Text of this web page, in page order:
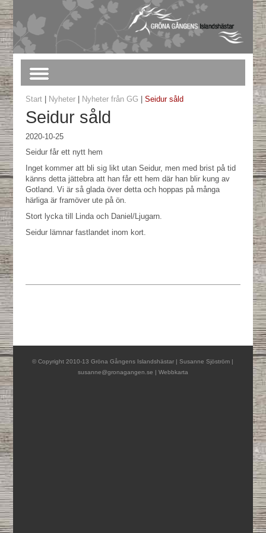
Start| Nyheter| Nyheter från GG Seidur såld
Seidur såld
2020-10-25
Seidur får ett nytt hem
Inget kommer att bli sig likt utan Seidur, men med brist på tid
känns detta jättebra att han får ett hem där han blir kung av
Gotland. Vi är så glada över detta och hoppas på många
härliga är framöver ute på ön.
Stort lycka till Linda och Daniel/Ljugarn.
Seidur lämnar fastlandet inom kort.
© Copyright 2010-13 Gröna Gångens Islandshästar | Susanne Sjöström |
susanne@gronagangen.se | Webbkarta